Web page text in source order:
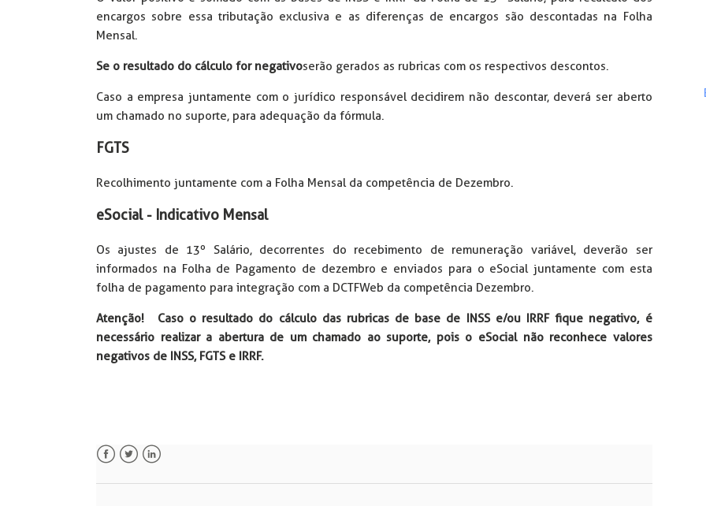
encargos sobre essa tributação exclusiva e as diferenças de encargos são descontadas na Folha
Mensal.
Se o resultado do cálculo for negativoserão gerados as rubricas com os respectivos descontos.
Caso a empresa juntamente com o jurídico responsável decidirem não descontar, deverá ser aberto
um chamado no suporte, para adequação da fórmula.
FGTS
Recolhimento juntamente com a Folha Mensal da competência de Dezembro.
eSocial - Indicativo Mensal
Os ajustes de 13º Salário, decorrentes do recebimento de remuneração variável, deverão ser
informados na Folha de Pagamento de dezembro e enviados para o eSocial juntamente com esta
folha de pagamento para integração com a DCTFWeb da competência Dezembro.
Atenção!
Caso o resultado do cálculo das rubricas de base de INSS e/ou IRRF fique negativo, é
necessário realizar a abertura de um chamado ao suporte, pois o eSocial não reconhece valores
negativos de INSS, FGTS e IRRF.